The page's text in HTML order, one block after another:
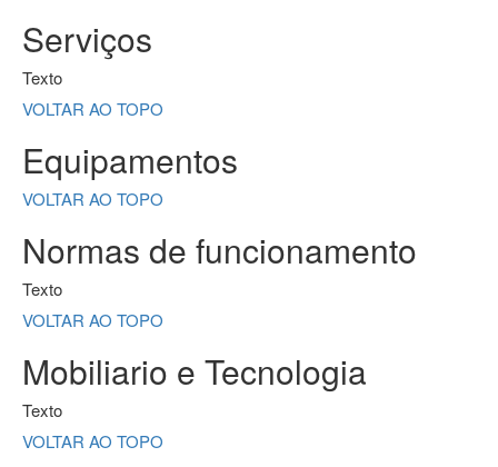
Serviços
Texto
VOLTAR AO TOPO
Equipamentos
VOLTAR AO TOPO
Normas de funcionamento
Texto
VOLTAR AO TOPO
Mobiliario e Tecnologia
Texto
VOLTAR AO TOPO